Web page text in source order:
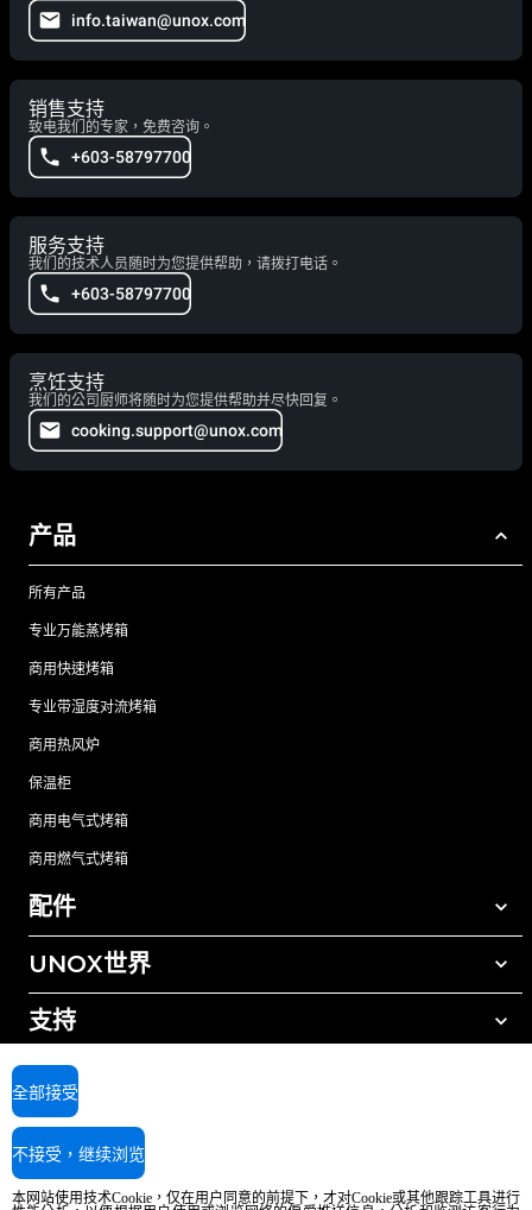
info.taiwan@unox.com
销售支持
致电我们的专家，免费咨询。
+603-58797700
服务支持
我们的技术人员随时为您提供帮助，请拨打电话。
+603-58797700
烹饪支持
我们的公司厨师将随时为您提供帮助并尽快回复。
cooking.support@unox.com
产品
所有产品
专业万能蒸烤箱
商用快速烤箱
专业带湿度对流烤箱
商用热风炉
保温柜
商用电气式烤箱
商用燃气式烤箱
配件
所有配件
手动清洗清洁剂
树脂过滤水处理
反渗透水处理
UNOX世界
我们在全球的办事处
支持
UNOX质保
查找经销商
查找服务中心
AI Content Disclaimer
本网站使用技术Cookie，仅在用户同意的前提下，才对Cookie或其他跟踪工具进行
全部接受
不接受，继续浏览